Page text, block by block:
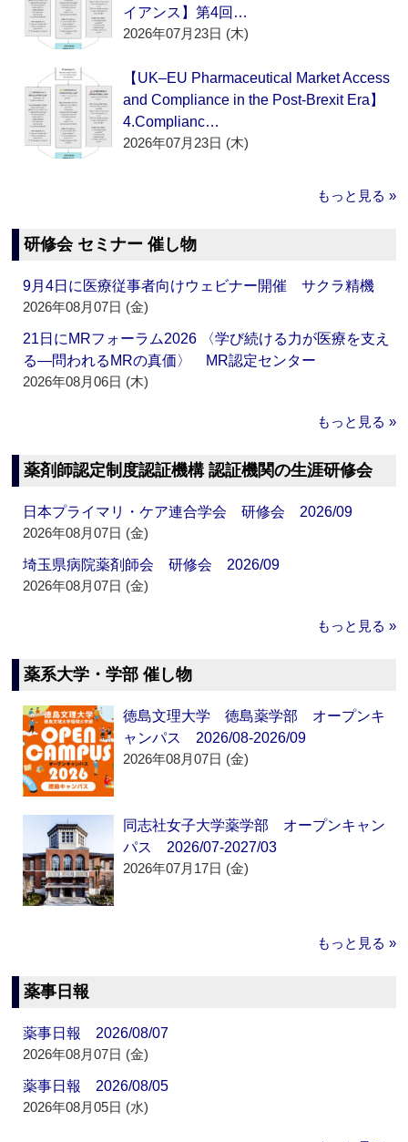
イアンス】第4回…
2026年07月23日 (木)
【UK–EU Pharmaceutical Market Access
and Compliance in the Post-Brexit Era】
4.Complianc…
2026年07月23日 (木)
もっと見る »
研修会 セミナー 催し物
9月4日に医療従事者向けウェビナー開催 サクラ精機
2026年08月07日 (金)
21日にMRフォーラム2026 〈学び続ける力が医療を支え
る―問われるMRの真価〉 MR認定センター
2026年08月06日 (木)
もっと見る »
薬剤師認定制度認証機構 認証機関の生涯研修会
日本プライマリ・ケア連合学会 研修会 2026/09
2026年08月07日 (金)
埼玉県病院薬剤師会 研修会 2026/09
2026年08月07日 (金)
もっと見る »
薬系大学・学部 催し物
徳島文理大学 徳島薬学部 オープンキ
ャンパス 2026/08-2026/09
2026年08月07日 (金)
同志社女子大学薬学部 オープンキャン
パス 2026/07-2027/03
2026年07月17日 (金)
もっと見る »
薬事日報
薬事日報 2026/08/07
2026年08月07日 (金)
薬事日報 2026/08/05
2026年08月05日 (水)